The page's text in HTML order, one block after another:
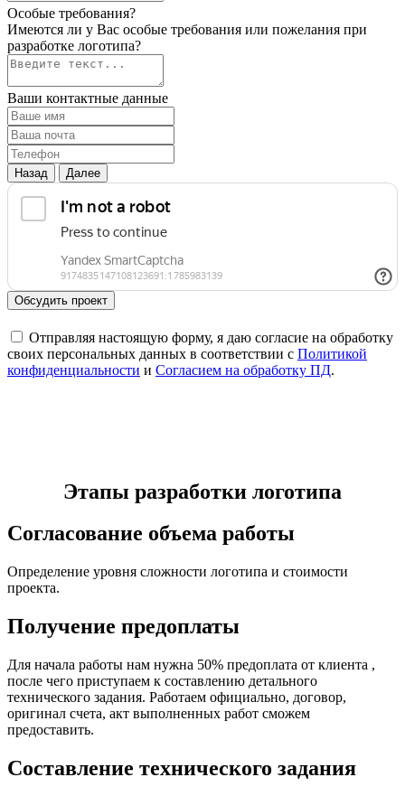
Особые требования?
Имеются ли у Вас особые требования или пожелания при
разработке логотипа?
Ваши контактные данные
Назад Далее
Обсудить проект
Отправляя настоящую форму, я даю согласие на обработку
своих персональных данных в соответствии с Политикой
конфиденциальности и Согласием на обработку ПД.
Этапы разработки логотипа
Согласование объема работы
Определение уровня сложности логотипа и стоимости
проекта.
Получение предоплаты
Для начала работы нам нужна 50% предоплата от клиента ,
после чего приступаем к составлению детального
технического задания. Работаем официально, договор,
оригинал счета, акт выполненных работ сможем
предоставить.
Составление технического задания